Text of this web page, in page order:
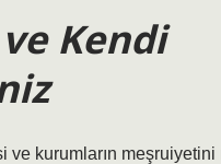
Kendi
kurumların